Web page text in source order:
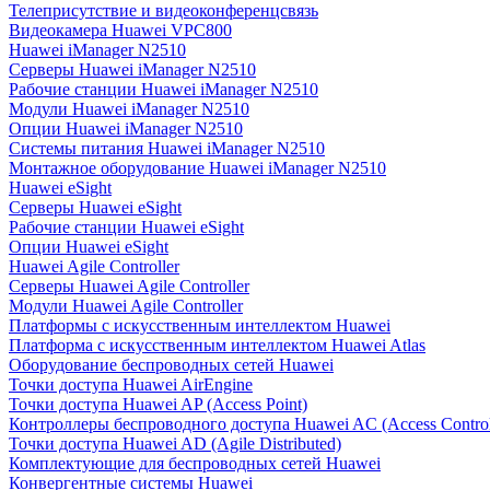
Телеприсутствие и видеоконференцсвязь
Видеокамера Huawei VPC800
Huawei iManager N2510
Серверы Huawei iManager N2510
Рабочие станции Huawei iManager N2510
Модули Huawei iManager N2510
Опции Huawei iManager N2510
Системы питания Huawei iManager N2510
Монтажное оборудование Huawei iManager N2510
Huawei eSight
Серверы Huawei eSight
Рабочие станции Huawei eSight
Опции Huawei eSight
Huawei Agile Controller
Серверы Huawei Agile Controller
Модули Huawei Agile Controller
Платформы с искусственным интеллектом Huawei
Платформа с искусственным интеллектом Huawei Atlas
Оборудование беспроводных сетей Huawei
Точки доступа Huawei AirEngine
Точки доступа Huawei AP (Access Point)
Контроллеры беспроводного доступа Huawei AC (Access
Точки доступа Huawei AD (Agile Distributed)
Комплектующие для беспроводных сетей Huawei
Конвергентные системы Huawei